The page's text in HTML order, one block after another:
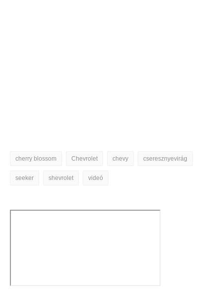
cherry blossom Chevrolet chevy cseresznyevirág
seeker shevrolet videó